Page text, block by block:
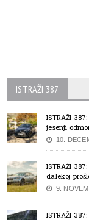
ISTRAŽI 387
ISTRAŽI
jesenji
10.
ISTRAŽI
dalekoj
9.
ISTRAŽI